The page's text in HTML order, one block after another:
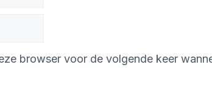
browser voor de volgende keer